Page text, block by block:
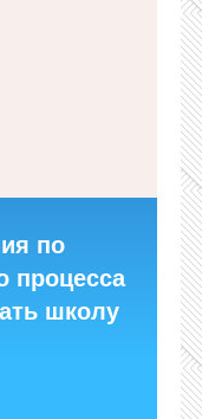
по
процесса
школу